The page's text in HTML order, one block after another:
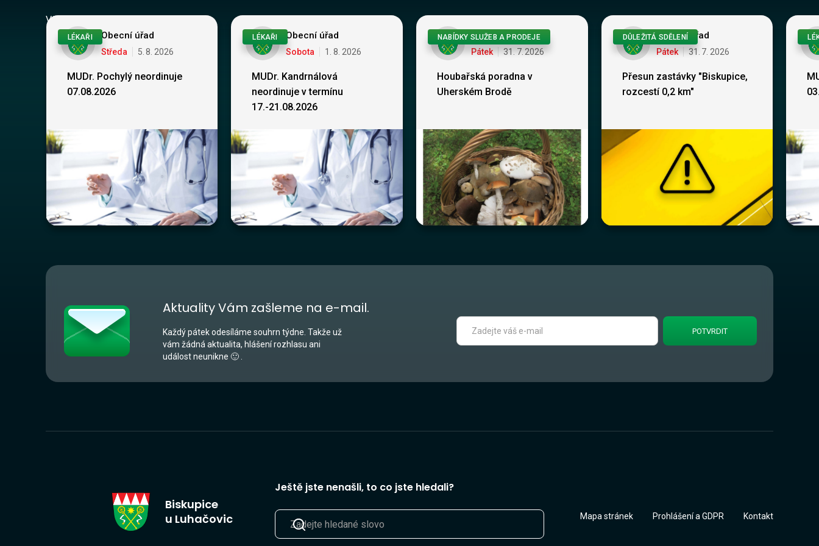
Vše
Obecní úřad
Středa 5 8 2026
MUDr. Pochylý neordinuje
07.08.2026
LÉKAŘI Obecní úřad
Sobota 1 8 2026
MUDr. Kandrnálová
neordinuje v termínu
17.-21.08.2026
LÉKAŘI Obecní úřad
Pátek 31.7.2026
Houbařská poradna v
Uherském Brodě
NABÍDKY SLUŽEB A PRODEJE Obecní úřad
Pátek 31 7 2026
Přesun zastávky "Biskupice,
rozcestí 0,2 km"
DŮLEŽITÁ SDĚLENÍ
Aktuality Vám zašleme na e-mail.
Každý pátek odesíláme souhrn týdne. Takže už
vám žádná aktualita, hlášení rozhlasu ani
událost neunikne 🙂 .
Biskupice
u Luhačovic
Ještě jste nenašli, to co jste hledali?
Mapa stránek Prohlášení a GDPR Kontakt